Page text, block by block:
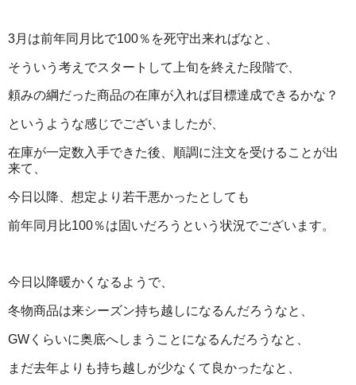
3月は前年同月比で100％を死守出来ればなと、
そういう考えでスタートして上旬を終えた段階で、
頼みの綱だった商品の在庫が入れば目標達成できるかな？
というような感じでございましたが、
在庫が一定数入手できた後、順調に注文を受けることが出
来て、
今日以降、想定より若干悪かったとしても
前年同月比100％は固いだろうという状況でございます。
今日以降暖かくなるようで、
冬物商品は来シーズン持ち越しになるんだろうなと、
GWくらいに奥底へしまうことになるんだろうなと、
まだ去年よりも持ち越しが少なくて良かったなと、